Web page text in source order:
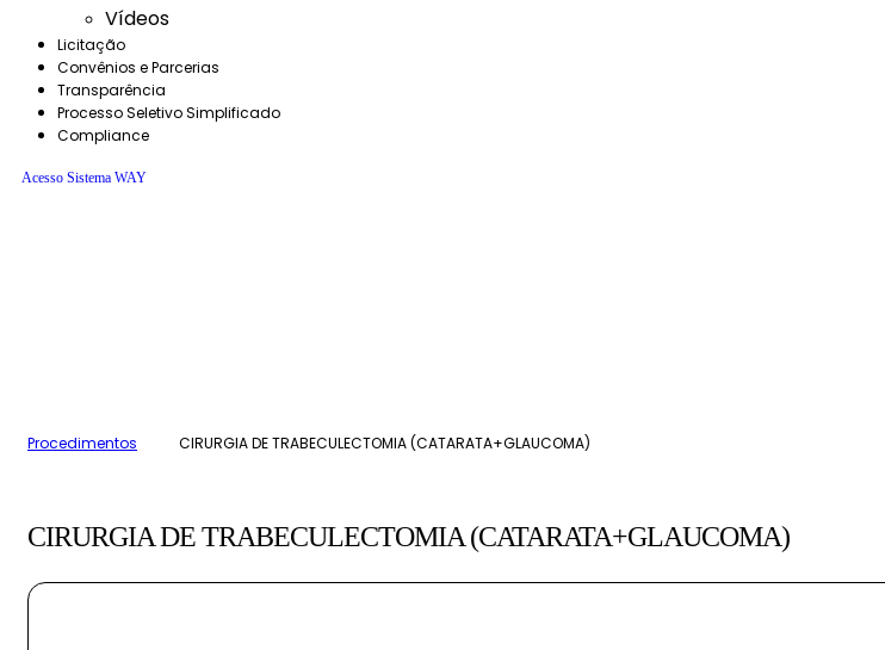
Vídeos
Licitação
Convênios e Parcerias
Transparência
Processo Seletivo Simplificado
Compliance
Acesso Sistema WAY
Procedimentos CIRURGIA DE TRABECULECTOMIA (CATARATA+GLAUCOMA)
CIRURGIA DE TRABECULECTOMIA (CATARATA+GLAUCOMA)